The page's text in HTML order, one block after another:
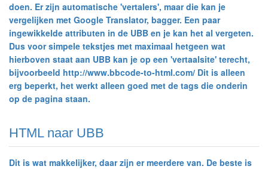
doen. Er zijn automatische 'vertalers', maar die kan je
vergelijken met Google Translator, bagger. Een paar
ingewikkelde attributen in de UBB en je kan het al vergeten.
Dus voor simpele tekstjes met maximaal hetgeen wat
hierboven staat aan UBB kan je op een 'vertaalsite' terecht,
bijvoorbeeld http://www.bbcode-to-html.com/ Dit is alleen
erg beperkt, het werkt alleen goed met de tags die onderin
op de pagina staan.
HTML naar UBB
Dit is wat makkelijker, daar zijn er meerdere van. De beste is